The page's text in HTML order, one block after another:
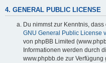
4. GENERAL PUBLIC LICENSE
Du nimmst zur Kenntnis,
GNU General Public License
von phpBB Limited
Informationen werden durch
www.phpbb.de zur